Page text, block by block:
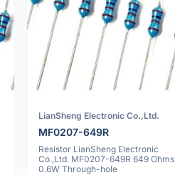
LianSheng Electronic Co.,Ltd.
MF0207-649R
Resistor LianSheng Electronic
Co.,Ltd. MF0207-649R 649 Ohms
0.6W Through-hole